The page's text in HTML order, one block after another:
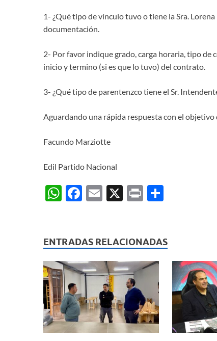
1- ¿Qué tipo de vínculo tuvo o tiene la Sra.
documentación.
2- Por favor indique grado, carga horaria, tipo de
inicio y termino (si es que lo tuvo) del contrato.
3- ¿Qué tipo de parentenzco tiene el Sr.
Aguardando una rápida respuesta con el
Facundo Marziotte
Edil Partido Nacional
W
s
A
p
p
F
b
o
o
k
E X P C
p
ar
ti
ENTRADAS RELACIONADAS